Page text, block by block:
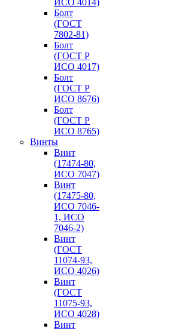
ИСО 4014)
Болт
(ГОСТ
7802-81)
Болт
(ГОСТ Р
ИСО 4017)
Болт
(ГОСТ Р
ИСО 8676)
Болт
(ГОСТ Р
ИСО 8765)
Винты
Винт
(17474-80,
ИСО 7047)
Винт
(17475-80,
ИСО 7046-
1, ИСО
7046-2)
Винт
(ГОСТ
11074-93,
ИСО 4026)
Винт
(ГОСТ
11075-93,
ИСО 4028)
Винт